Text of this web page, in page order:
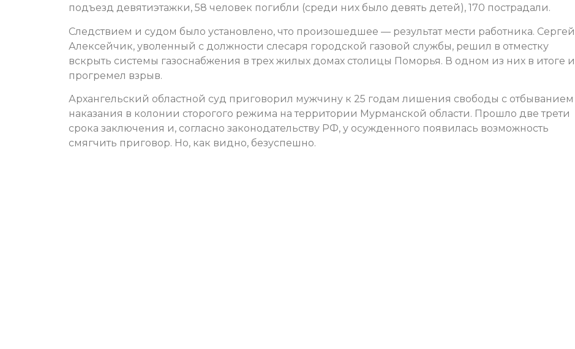
подъезд девятиэтажки, 58 человек погибли (среди них было девять детей), 170 пострадали.
Следствием и судом было установлено, что произошедшее — результат мести работника. Сергей
Алексейчик, уволенный с должности слесаря городской газовой службы, решил в отместку
вскрыть системы газоснабжения в трех жилых домах столицы Поморья. В одном из них в итоге и
прогремел взрыв.
Архангельский областной суд приговорил мужчину к 25 годам лишения свободы с отбыванием
наказания в колонии сторогого режима на территории Мурманской области. Прошло две трети
срока заключения и, согласно законодательству РФ, у осужденного появилась возможность
смягчить приговор. Но, как видно, безуспешно.